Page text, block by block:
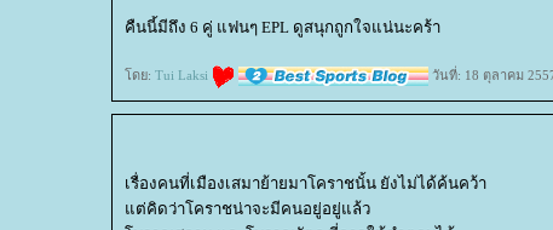
คืนนี้มีถึง 6 คู่ แฟนๆ EPL ดูสนุกถูกใจแน่นะคร้า
ดย: Tui Laksi วันที่: 18 ตุลาคม
เรื่องคนที่เมืองเสมาย้ายมาโคราชนั้น ยังไม่ได้ค้นคว้า
ต่คิดว่าโคราชน่าจะมีคนอยู่อยู่แล้ว